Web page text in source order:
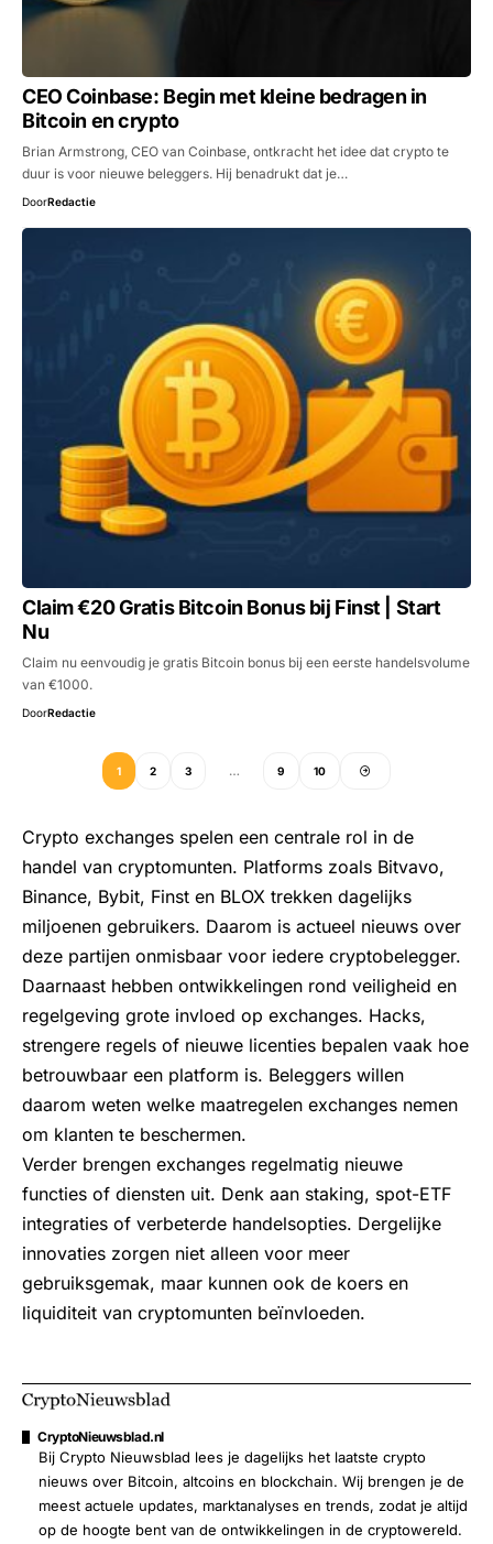
CEO Coinbase: Begin met kleine bedragen in
Bitcoin en crypto
Brian Armstrong, CEO van Coinbase, ontkracht het idee dat crypto te
duur is voor nieuwe beleggers. Hij benadrukt dat je…
DoorRedactie
Claim €20 Gratis Bitcoin Bonus bij Finst | Start
Nu
Claim nu eenvoudig je gratis Bitcoin bonus bij een eerste handelsvolume
van €1000.
DoorRedactie
1 2 3 … 9 10
Crypto exchanges spelen een centrale rol in de
handel van cryptomunten. Platforms zoals Bitvavo,
Binance, Bybit, Finst en BLOX trekken dagelijks
miljoenen gebruikers. Daarom is actueel nieuws over
deze partijen onmisbaar voor iedere cryptobelegger.
Daarnaast hebben ontwikkelingen rond veiligheid en
regelgeving grote invloed op exchanges. Hacks,
strengere regels of nieuwe licenties bepalen vaak hoe
betrouwbaar een platform is. Beleggers willen
daarom weten welke maatregelen exchanges nemen
om klanten te beschermen.
Verder brengen exchanges regelmatig nieuwe
functies of diensten uit. Denk aan staking, spot-ETF
integraties of verbeterde handelsopties. Dergelijke
innovaties zorgen niet alleen voor meer
gebruiksgemak, maar kunnen ook de koers en
liquiditeit van cryptomunten beïnvloeden.
CryptoNieuwsblad.nl
Bij Crypto Nieuwsblad lees je dagelijks het laatste crypto
nieuws over Bitcoin, altcoins en blockchain. Wij brengen je de
meest actuele updates, marktanalyses en trends, zodat je altijd
op de hoogte bent van de ontwikkelingen in de cryptowereld.